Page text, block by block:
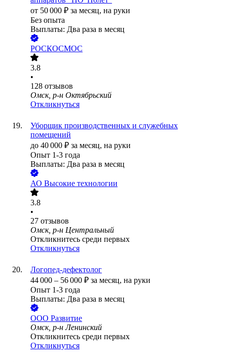
от 50 000 ₽ за месяц, на руки
Без опыта
Выплаты: Два раза в месяц
РОСКОСМОС
3.8
•
128 отзывов
Омск, р-н Октябрьский
Откликнуться
Уборщик производственных и служебных
помещений
до 40 000 ₽ за месяц, на руки
Опыт 1-3 года
Выплаты: Два раза в месяц
АО Высокие технологии
3.8
•
27 отзывов
Омск, р-н Центральный
Откликнитесь среди первых
Откликнуться
Логопед-дефектолог
44 000 – 56 000 ₽ за месяц, на руки
Опыт 1-3 года
Выплаты: Два раза в месяц
ООО Развитие
Омск, р-н Ленинский
Откликнитесь среди первых
Откликнуться